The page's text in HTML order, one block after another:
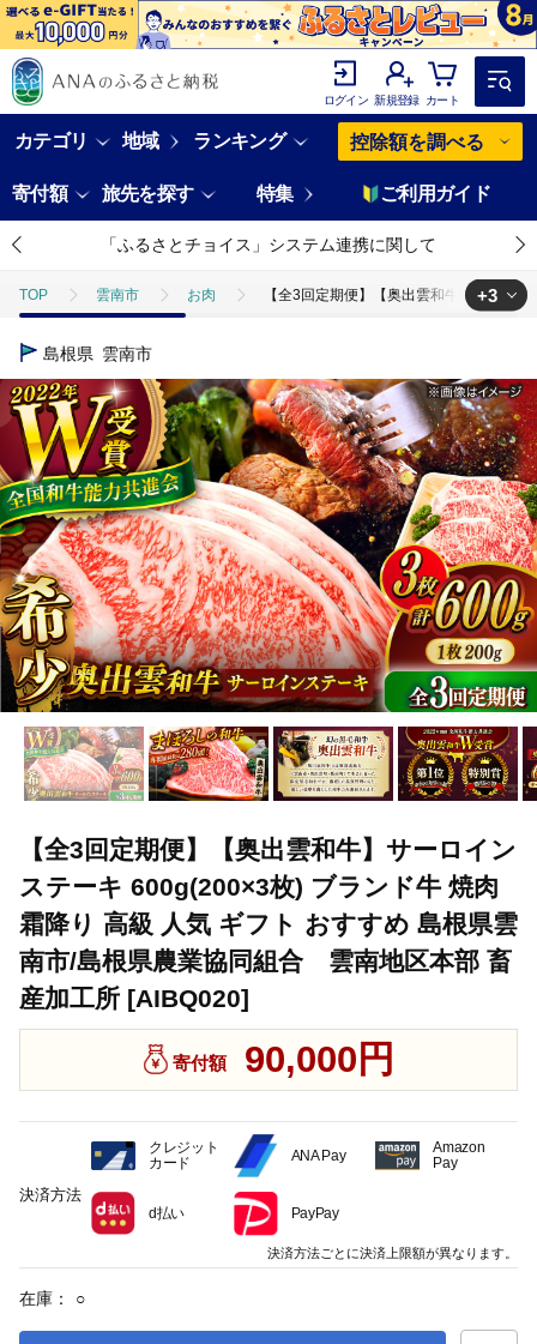
ログイン 新規登録 カート
カテゴリ 地域 ランキング 控除額を調べる
寄付額 旅先を探す 特集 ご利用ガイド
「ふるさとチョイス」システム連携に関して
TOP 雲南市 お肉 【全3回定期便】【奥出雲和牛】サーロ
TOP
TOP 肉 牛肉 【全3回定期便】【奥出雲和牛】サーロイン
TOP 肉 牛肉 黒毛和牛 【全3回定期便】【奥出雲和
+3
島根県 雲南市
【全3回定期便】【奥出雲和牛】サーロイン
ステーキ 600g(200×3枚) ブランド牛 焼肉
霜降り 高級 人気 ギフト おすすめ 島根県雲
南市/島根県農業協同組合 雲南地区本部 畜
産加工所 [AIBQ020]
寄付額 90,000円
在庫： ○
決済方法
クレジット
カード
ANA Pay
Amazon
Pay
d払い PayPay
決済方法ごとに決済上限額が異なります。